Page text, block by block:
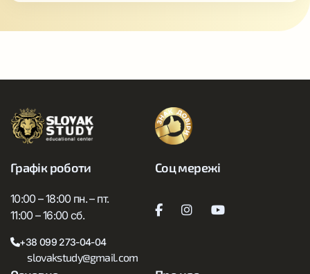
Графік роботи
10:00 – 18:00 пн. – пт.
11:00 – 16:00 сб.
+38 099 273-04-04
slovakstudy@gmail.com
Соц мережі